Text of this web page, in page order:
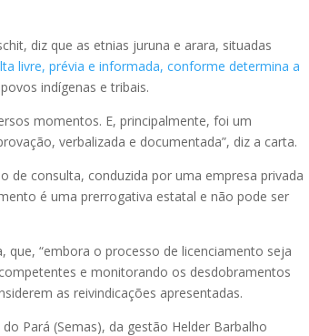
diz que as etnias juruna e arara, situadas
livre, prévia e informada, conforme determina a
indígenas e tribais.
momentos. E, principalmente, foi um
verbalizada e documentada”, diz a carta.
de consulta, conduzida por uma empresa privada
é uma prerrogativa estatal e não pode ser
“embora o processo de licenciamento seja
e monitorando os desdobramentos
as reivindicações apresentadas.
Pará (Semas), da gestão Helder Barbalho